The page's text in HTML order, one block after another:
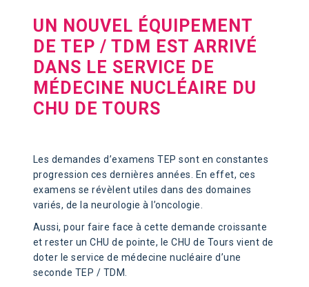
UN NOUVEL ÉQUIPEMENT
DE TEP / TDM EST ARRIVÉ
DANS LE SERVICE DE
MÉDECINE NUCLÉAIRE DU
CHU DE TOURS
Les demandes d’examens TEP sont en constantes
progression ces dernières années. En effet, ces
examens se révèlent utiles dans des domaines
variés, de la neurologie à l’oncologie.
Aussi, pour faire face à cette demande croissante
et rester un CHU de pointe, le CHU de Tours vient de
doter le service de médecine nucléaire d’une
seconde TEP / TDM.